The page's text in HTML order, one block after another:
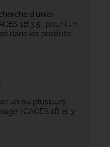
d'un(e)
1B.3.5 , pour l'un
dans les produits
un ou plusieurs
( CACES 1B et 3-